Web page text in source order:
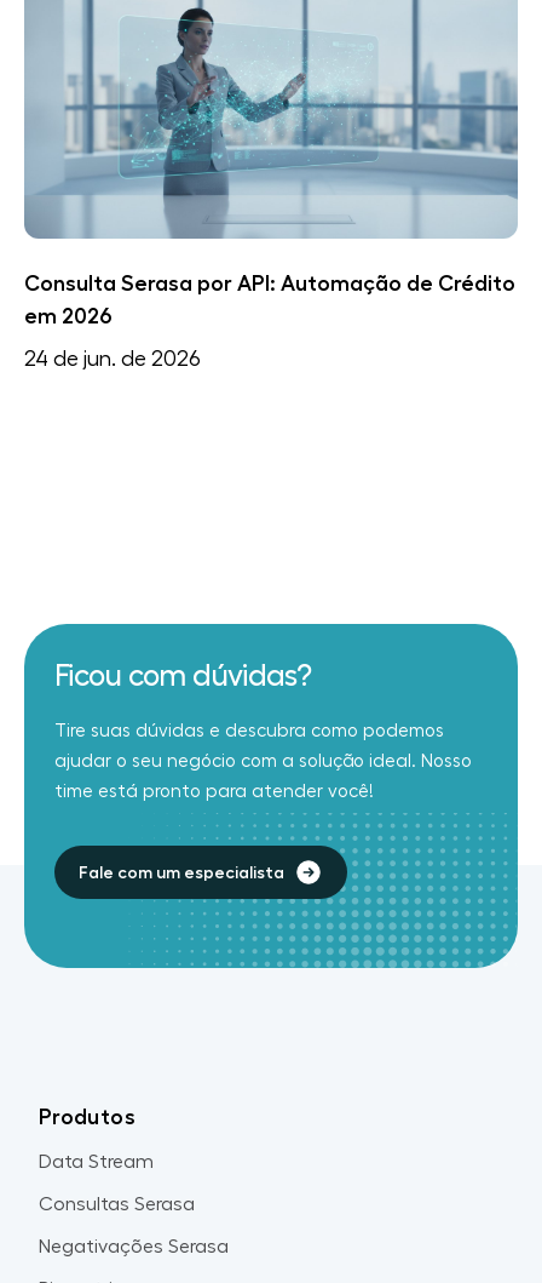
Consulta Serasa por API: Automação de Crédito
em 2026
24 de jun. de 2026
Ficou com dúvidas?
Tire suas dúvidas e descubra como podemos
ajudar o seu negócio com a solução ideal. Nosso
time está pronto para atender você!
Fale com um especialista
Produtos
Data Stream
Consultas Serasa
Negativações Serasa